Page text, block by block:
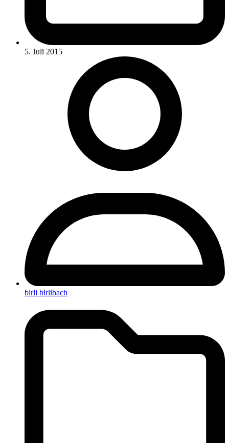
5. Juli 2015
birli birlibach